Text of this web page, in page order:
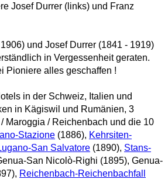
Josef Durrer (links) und Franz
und Josef Durrer (1841 - 1919)
in Vergessenheit geraten.
Pioniere alles geschaffen !
in der Schweiz, Italien und
in Kägiswil und Rumänien, 3
Maroggia / Reichenbach und die 10
Stazione (1886), Kehrsiten-
San Salvatore (1890), Stans-
San Nicolò-Righi (1895), Genua-
Reichenbach-Reichenbachfall